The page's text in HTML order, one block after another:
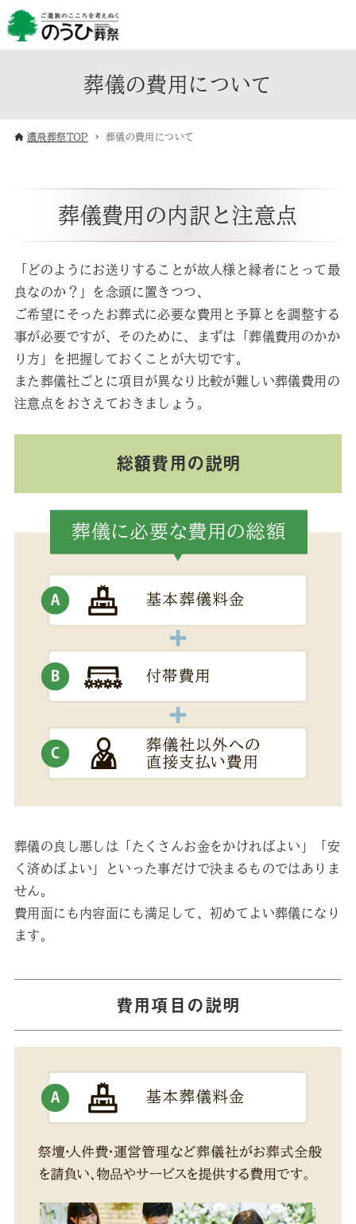
葬儀の費用について
濃飛葬祭TOP 葬儀の費用について
葬儀費用の内訳と注意点
「どのようにお送りすることが故人様と縁者にとって最
良なのか？」を念頭に置きつつ、
ご希望にそったお葬式に必要な費用と予算とを調整する
事が必要ですが、そのために、まずは「葬儀費用のかか
り方」を把握しておくことが大切です。
また葬儀社ごとに項目が異なり比較が難しい葬儀費用の
注意点をおさえておきましょう。
総額費用の説明
葬儀の良し悪しは「たくさんお金をかければよい」「安
く済めばよい」といった事だけで決まるものではありま
せん。
費用面にも内容面にも満足して、初めてよい葬儀になり
ます。
費用項目の説明